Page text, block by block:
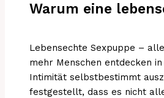
Warum eine
Lebensechte Sexpuppe –
mehr Menschen entdecken
Intimität selbstbestimmt
festgestellt, dass es nicht